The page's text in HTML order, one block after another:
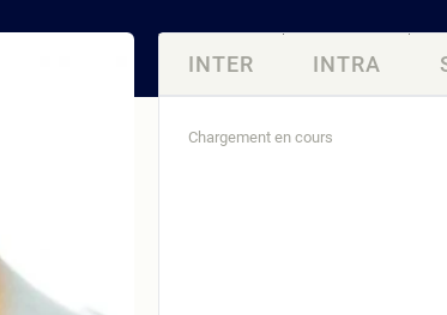
INTER INTRA